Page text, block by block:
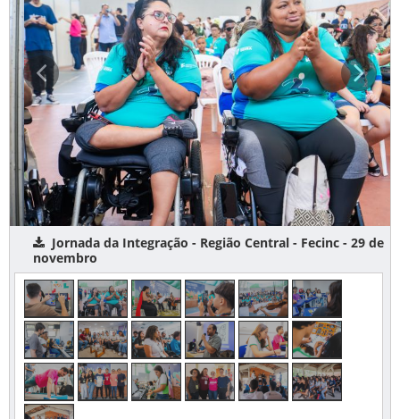
Jornada da Integração - Região Central - Fecinc - 29 de
novembro